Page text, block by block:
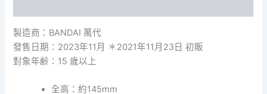
製造商：BANDAI 萬代
發售日期：2023年11月 ＊2021年11月23日 初販
對象年齢：15 歲以上
全高：約145mm